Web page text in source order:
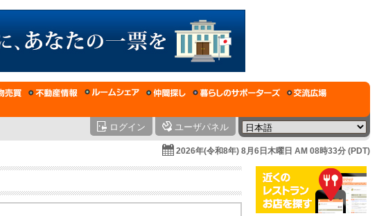
ログイン ユーザパネル
2026年(令和8年) 8月6日木曜日 AM 08時33分 (PDT)